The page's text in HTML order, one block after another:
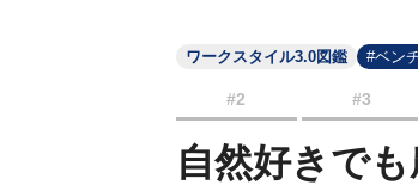
ワークスタイル3.0図鑑 #ベン
#2 #3
自然好きで